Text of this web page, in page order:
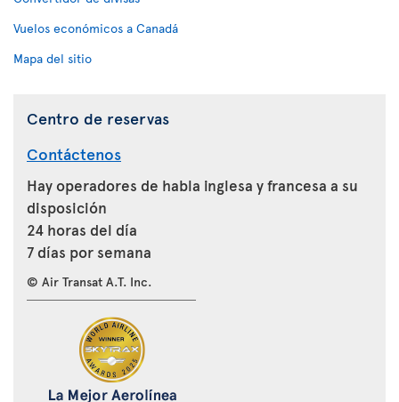
Vuelos económicos a Canadá
Mapa del sitio
Centro de reservas
Contáctenos
Hay operadores de habla inglesa y francesa a su
disposición
24 horas del día
7 días por semana
© Air Transat A.T. Inc.